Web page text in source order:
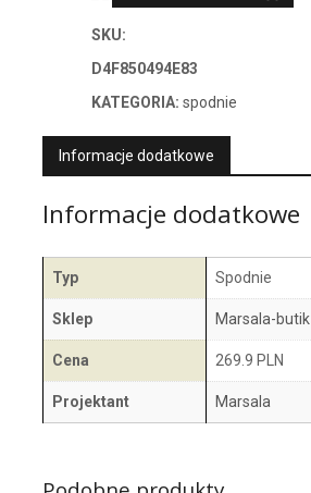
SKU:
D4F850494E83
KATEGORIA: spodnie
Informacje dodatkowe
Informacje dodatkowe
Typ Spodnie
Sklep Marsala-butik
Cena 269.9 PLN
Projektant Marsala